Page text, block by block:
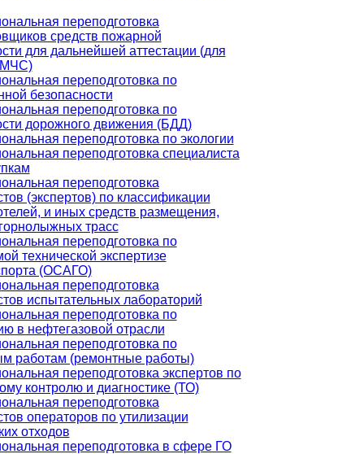
переподготовка
средств пожарной
для дальнейшей аттестации (для
МЧС)
переподготовка по
безопасности
переподготовка по
дорожного движения (БДД)
переподготовка по экологии
переподготовка специалиста
переподготовка
(экспертов) по классификации
и иных средств размещения,
трасс
переподготовка по
технической экспертизе
(ОСАГО)
переподготовка
испытательных лабораторий
переподготовка по
в нефтегазовой отрасли
переподготовка по
работам (ремонтные работы)
переподготовка экспертов по
контролю и диагностике (ТО)
переподготовка
операторов по утилизации
отходов
переподготовка в сфере ГО